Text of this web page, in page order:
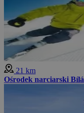
21 km
Ośrodek narciarski Bílá